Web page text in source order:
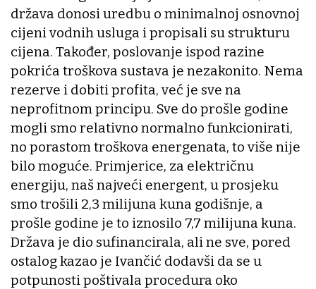
država donosi uredbu o minimalnoj osnovnoj
cijeni vodnih usluga i propisali su strukturu
cijena. Također, poslovanje ispod razine
pokrića troškova sustava je nezakonito. Nema
rezerve i dobiti profita, već je sve na
neprofitnom principu. Sve do prošle godine
mogli smo relativno normalno funkcionirati,
no porastom troškova energenata, to više nije
bilo moguće. Primjerice, za električnu
energiju, naš najveći energent, u prosjeku
smo trošili 2,3 milijuna kuna godišnje, a
prošle godine je to iznosilo 7,7 milijuna kuna.
Država je dio sufinancirala, ali ne sve, pored
ostalog kazao je Ivančić dodavši da se u
potpunosti poštivala procedura oko